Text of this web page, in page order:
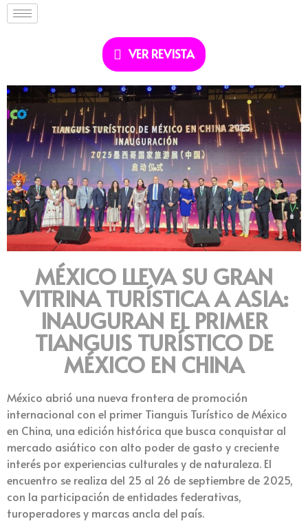
VER REVISTA
MÉXICO LLEVA SU GRAN
VITRINA TURÍSTICA A ASIA:
INAUGURAN EL PRIMER
TIANGUIS TURÍSTICO DE
MÉXICO EN CHINA
México abrió una nueva frontera de promoción
internacional con el primer Tianguis Turístico de México
en China, una edición histórica que busca conquistar al
mercado asiático con alto poder de gasto y creciente
interés por experiencias culturales y de naturaleza. El
encuentro se realiza del 25 al 26 de septiembre de 2025,
con la participación de entidades federativas,
turoperadores y marcas ancla del país.